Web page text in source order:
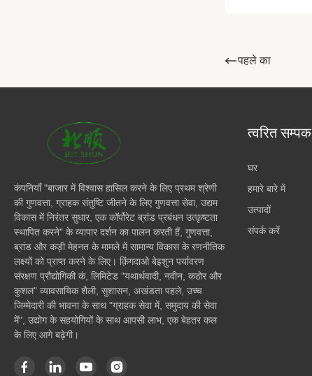
पहले का
कंपनियाँ "बाजार में विश्वास हासिल करने के लिए प्रथम श्रेणी
की गुणवत्ता, ग्राहक संतुष्टि जीतने के लिए गुणवत्ता सेवा, उद्यम
विकास में निरंतर सुधार, एक कॉर्पोरेट ब्रांड प्रबंधन उत्कृष्टता
स्थापित करने" के व्यापार दर्शन का पालन करती हैं, गुणवत्ता,
ब्रांड और कड़ी मेहनत के मामले में सामान्य विकास के रणनीतिक
लक्ष्यों को प्राप्त करने के लिए। क़िंगदाओ बेइशुन पर्यावरण
संरक्षण प्रौद्योगिकी कं, लिमिटेड "यथार्थवादी, नवीन, कठोर और
कुशल" व्यावसायिक शैली, सुशासन, अखंडता पहले, उच्च
जिम्मेदारी की भावना के साथ "ग्राहक सेवा में, समुदाय की सेवा
में", उद्योग के सहयोगियों के साथ आपसी लाभ, एक बेहतर कल
के लिए आगे बढ़ेगी।
त्वरित सम्पक
घर
हमारे बारे में
उत्पादों
संपर्क करें